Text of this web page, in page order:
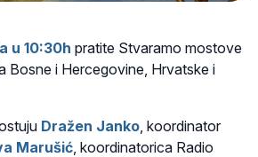
u 10:30h pratite Stvaramo mostove
Bosne i Hercegovine, Hrvatske i
Dražen Janko , koordinator
Marušić , koordinatorica Radio